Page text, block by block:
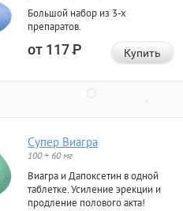
Большой набор из 3-х
препаратов.
от 117Р Купить
Супер Виагра
100 + 60 мг
Виагра и Дапоксетин в одной
таблетке. Усиление эрекции и
продление полового акта!